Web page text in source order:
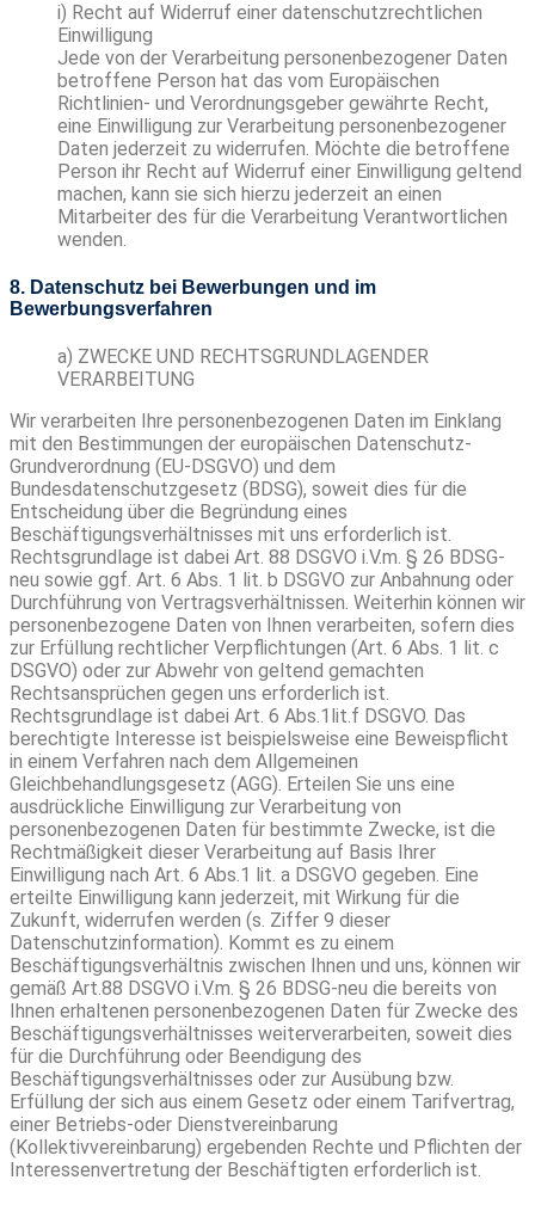
i) Recht auf Widerruf einer datenschutzrechtlichen
Einwilligung
Jede von der Verarbeitung personenbezogener Daten
betroffene Person hat das vom Europäischen
Richtlinien- und Verordnungsgeber gewährte Recht,
eine Einwilligung zur Verarbeitung personenbezogener
Daten jederzeit zu widerrufen. Möchte die betroffene
Person ihr Recht auf Widerruf einer Einwilligung geltend
machen, kann sie sich hierzu jederzeit an einen
Mitarbeiter des für die Verarbeitung Verantwortlichen
wenden.
8. Datenschutz bei Bewerbungen und im
Bewerbungsverfahren
a) ZWECKE UND RECHTSGRUNDLAGENDER
VERARBEITUNG
Wir verarbeiten Ihre personenbezogenen Daten im Einklang
mit den Bestimmungen der europäischen Datenschutz-
Grundverordnung (EU-DSGVO) und dem
Bundesdatenschutzgesetz (BDSG), soweit dies für die
Entscheidung über die Begründung eines
Beschäftigungsverhältnisses mit uns erforderlich ist.
Rechtsgrundlage ist dabei Art. 88 DSGVO i.V.m. § 26 BDSG-
neu sowie ggf. Art. 6 Abs. 1 lit. b DSGVO zur Anbahnung oder
Durchführung von Vertragsverhältnissen. Weiterhin können wir
personenbezogene Daten von Ihnen verarbeiten, sofern dies
zur Erfüllung rechtlicher Verpflichtungen (Art. 6 Abs. 1 lit. c
DSGVO) oder zur Abwehr von geltend gemachten
Rechtsansprüchen gegen uns erforderlich ist.
Rechtsgrundlage ist dabei Art. 6 Abs.1lit.f DSGVO. Das
berechtigte Interesse ist beispielsweise eine Beweispflicht
in einem Verfahren nach dem Allgemeinen
Gleichbehandlungsgesetz (AGG). Erteilen Sie uns eine
ausdrückliche Einwilligung zur Verarbeitung von
personenbezogenen Daten für bestimmte Zwecke, ist die
Rechtmäßigkeit dieser Verarbeitung auf Basis Ihrer
Einwilligung nach Art. 6 Abs.1 lit. a DSGVO gegeben. Eine
erteilte Einwilligung kann jederzeit, mit Wirkung für die
Zukunft, widerrufen werden (s. Ziffer 9 dieser
Datenschutzinformation). Kommt es zu einem
Beschäftigungsverhältnis zwischen Ihnen und uns, können wir
gemäß Art.88 DSGVO i.V.m. § 26 BDSG-neu die bereits von
Ihnen erhaltenen personenbezogenen Daten für Zwecke des
Beschäftigungsverhältnisses weiterverarbeiten, soweit dies
für die Durchführung oder Beendigung des
Beschäftigungsverhältnisses oder zur Ausübung bzw.
Erfüllung der sich aus einem Gesetz oder einem Tarifvertrag,
einer Betriebs-oder Dienstvereinbarung
(Kollektivvereinbarung) ergebenden Rechte und Pflichten der
Interessenvertretung der Beschäftigten erforderlich ist.